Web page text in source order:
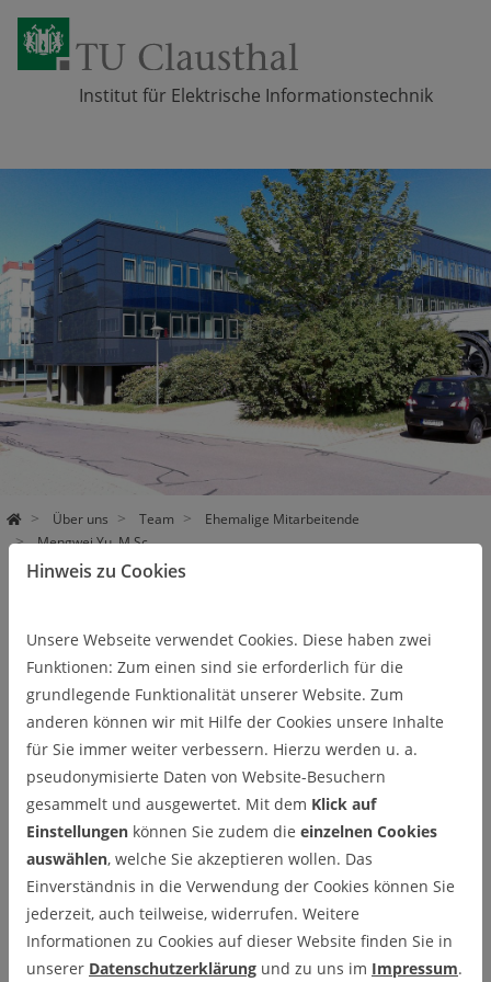
Institut für Elektrische Informationstechnik
Über uns Team
Ehemalige Mitarbeitende
Mengwei Yu, M.Sc.
Karriere
Studium des Fahrzeugtechnik an der Uni Jilin in China
Thema der Bachelorarbeit: „Konstruktion eines
dreiachsigen Fünfgang-Schaltgetriebes für LKW”
2015-2016
freiwilliges Praktikum bei Anqing TP Gortze Piston Ring
Co.,Ltd im Bereich Produkt-Technologiezentrum
2016-2017
Hinweis zu Cookies
Unsere Webseite verwendet Cookies. Diese haben zwei
Funktionen: Zum einen sind sie erforderlich für die
grundlegende Funktionalität unserer Website. Zum
anderen können wir mit Hilfe der Cookies unsere Inhalte
für Sie immer weiter verbessern. Hierzu werden u. a.
pseudonymisierte Daten von Website-Besuchern
gesammelt und ausgewertet. Mit dem Klick auf
Einstellungen können Sie zudem die einzelnen Cookies
auswählen, welche Sie akzeptieren wollen. Das
Einverständnis in die Verwendung der Cookies können Sie
jederzeit, auch teilweise, widerrufen. Weitere
Informationen zu Cookies auf dieser Website finden Sie in
unserer Datenschutzerklärung und zu uns im Impressum.